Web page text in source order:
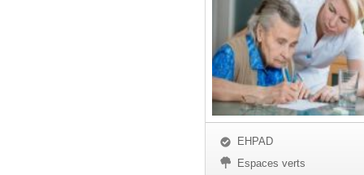
EHPAD
Espaces verts